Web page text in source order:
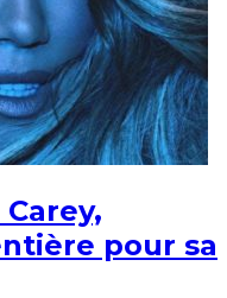
pour sa